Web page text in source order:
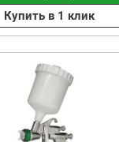
Купить в 1 клик